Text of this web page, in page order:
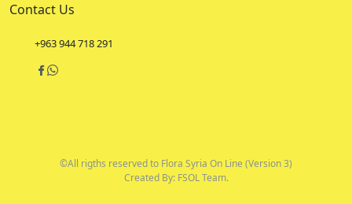
Contact Us
+963 944 718 291
©All rigths reserved to Flora Syria On Line (Version 3)
Created By: FSOL Team.